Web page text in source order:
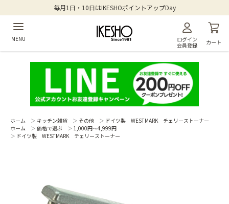
毎月1日・10日はIKESHOポイントアップDay
MENU
ログイン
会員登録
カート
ホーム ＞ キッチン雑貨 ＞ その他 ＞ ドイツ製 WESTMARK チェリーストーナー
ホーム
＞ 価格で選ぶ ＞ 1,000円～4,999円
＞ ドイツ製 WESTMARK チェリーストーナー